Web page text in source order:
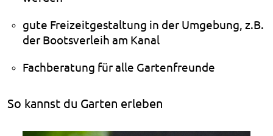
gute Freizeitgestaltung in der Umgebung, z.B.
der Bootsverleih am Kanal
Fachberatung für alle Gartenfreunde
So kannst du Garten erleben